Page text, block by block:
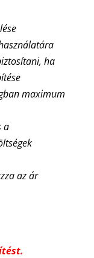
ha
maximum
a
az ár